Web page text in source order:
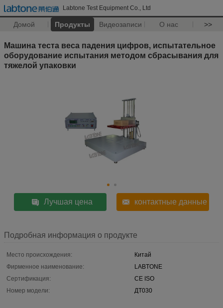
Labtone Test Equipment Co., Ltd
Домой Продукты Видеозаписи О нас >>
Машина теста веса падения цифров, испытательное
оборудование испытания методом сбрасывания для
тяжелой упаковки
Лучшая цена контактные данные
Подробная информация о продукте
Место происхождения:
Китай
Фирменное наименование:
LABTONE
Сертификация:
CE ISO
Номер модели:
ДТ030